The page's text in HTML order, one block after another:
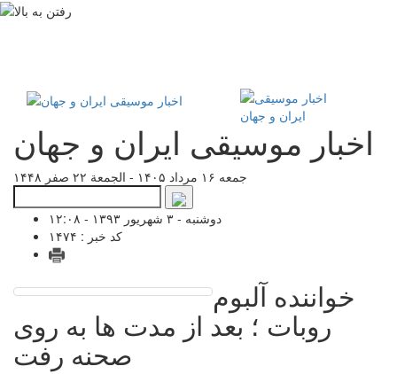
اخبار موسیقی ایران و جهان
جمعه ۱۶ مرداد ۱۴۰۵ - الجمعة ۲۲ صفر ۱۴۴۸
دوشنبه - ۳ شهریور ۱۳۹۳ - ۱۲:۰۸
کد خبر : ۱۴۷۴
خواننده آلبوم
روبات ؛ بعد از مدت ها به روی
صحنه رفت